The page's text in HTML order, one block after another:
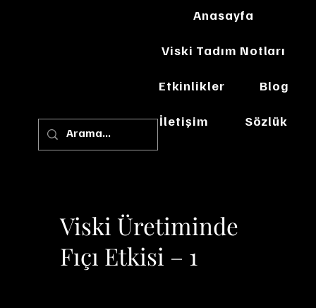
Anasayfa
Viski Tadım Notları
Etkinlikler Blog
İletişim Sözlük
Viski Üretiminde
Fıçı Etkisi – 1